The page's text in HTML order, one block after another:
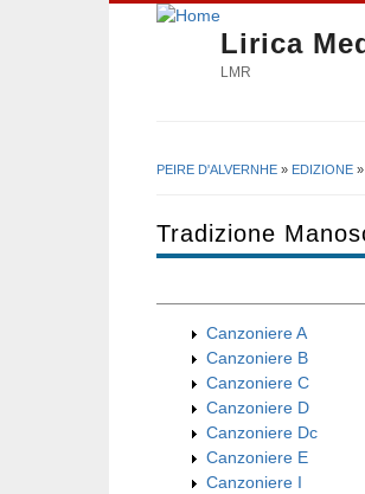
Lirica
LMR
PEIRE D'ALVERNHE » EDIZIONE »
Tradizione
Canzoniere A
Canzoniere B
Canzoniere C
Canzoniere D
Canzoniere Dc
Canzoniere E
Canzoniere I